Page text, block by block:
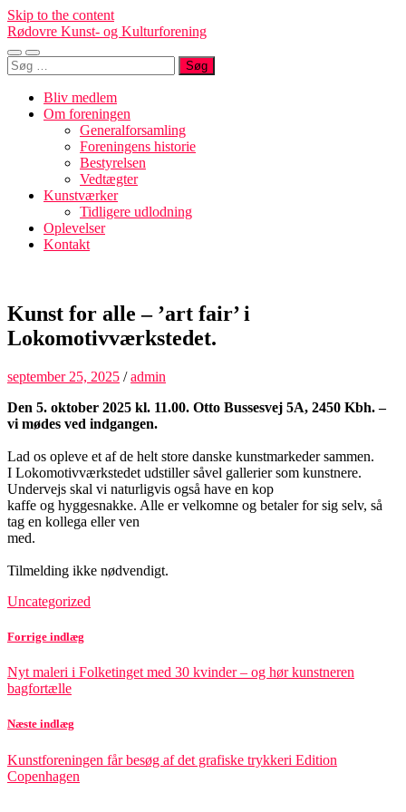
Skip to the content
Rødovre Kunst- og Kulturforening
Toggle
mobile
Toggle
search
Søg
efter:
Bliv medlem
Om foreningen
Generalforsamling
Foreningens historie
Bestyrelsen
Vedtægter
Kunstværker
Tidligere udlodning
Oplevelser
Kontakt
Kunst for alle – ’art fair’ i
Lokomotivværkstedet.
september 25, 2025 /admin
Den 5. oktober 2025 kl. 11.00. Otto Bussesvej 5A, 2450 Kbh. –
vi mødes ved indgangen.
Lad os opleve et af de helt store danske kunstmarkeder sammen.
I Lokomotivværkstedet udstiller såvel gallerier som kunstnere.
Undervejs skal vi naturligvis også have en kop
kaffe og hyggesnakke. Alle er velkomne og betaler for sig selv, så
tag en kollega eller ven
med.
Tilmelding ikke nødvendigt.
Uncategorized
Forrige indlæg
Nyt maleri i Folketinget med 30 kvinder – og hør kunstneren
bagfortælle
Næste indlæg
Kunstforeningen får besøg af det grafiske trykkeri Edition
Copenhagen